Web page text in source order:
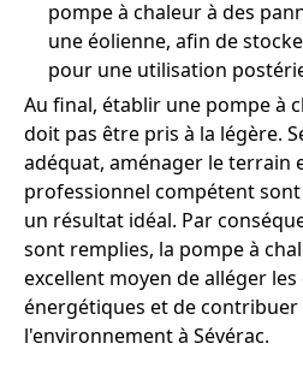
pompe à chaleur à des
une éolienne, afin de
pour une utilisation
Au final, établir une pompe à
doit pas être pris à la légère.
adéquat, aménager le terrain
professionnel compétent
un résultat idéal. Par
sont remplies, la pompe à
excellent moyen de alléger les
énergétiques et de
l'environnement à Sévérac.